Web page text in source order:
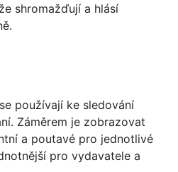
shromažďují a hlásí
používají ke sledování
Záměrem je zobrazovat
a poutavé pro jednotlivé
pro vydavatele a